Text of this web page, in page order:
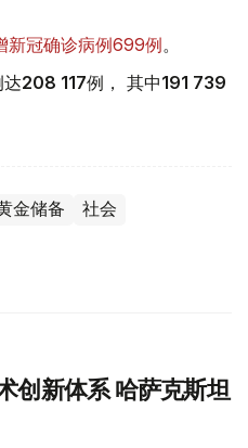
新冠确诊病例699例。
208 117例， 其中191 739
金储备 社会
创新体系 哈萨克斯坦